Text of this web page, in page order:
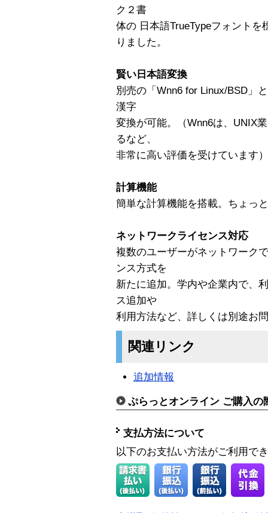
ク２書
体の 日本語TrueTypeフォント
りました。
賢い日本語変換
別売の「Wnn6 for Linux/BSD」
漢字
変換が可能。（Wnn6は、UNIX
るなど、
非常に高い評価を受けています）
計算機能
簡単な計算機能を搭載。ちょっ
ネットワークライセンス対応
複数のユーザーがネットワーク
ンス方式を
新たに追加。学内や企業内で、
ス追加や
利用方法など、詳しくは別途お
関連リンク
追加情報
ぷらっとオンライン ご購入の
支払方法について
以下のお支払い方法がご利用で